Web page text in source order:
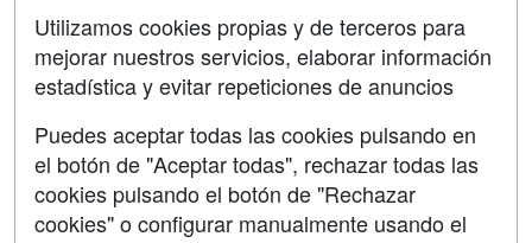
Contactar
Confidencialidad
Copyleft
SÍGUENOS EN:
Utilizamos cookies propias y de terceros para
mejorar nuestros servicios, elaborar información
estadística y evitar repeticiones de anuncios
Puedes aceptar todas las cookies pulsando en
el botón de "Aceptar todas", rechazar todas las
cookies pulsando el botón de "Rechazar
cookies" o configurar manualmente usando el